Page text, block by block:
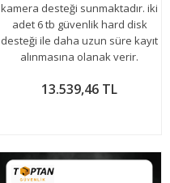
kamera desteği sunmaktadır. iki
adet 6 tb güvenlik hard disk
desteği ile daha uzun süre kayıt
alınmasına olanak verir.
13.539,46 TL